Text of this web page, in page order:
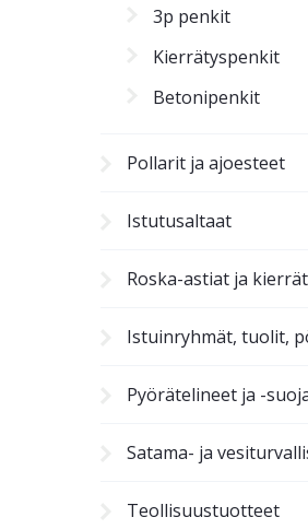
3p penkit
Kierrätyspenkit
Betonipenkit
Pollarit ja ajoesteet
Istutusaltaat
Roska-astiat ja
Istuinryhmät, tuolit,
Pyörätelineet ja -
Satama- ja
Teollisuustuotteet